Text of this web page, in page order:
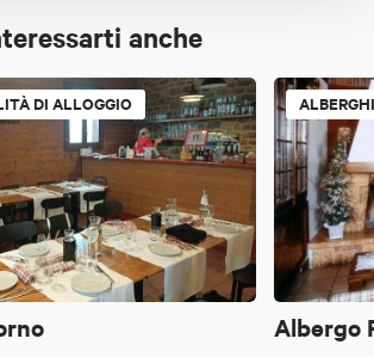
anche
DI ALLOGGIO
Albergo